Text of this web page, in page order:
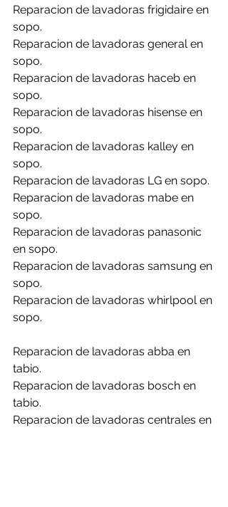
Reparacion de lavadoras frigidaire en
sopo.
Reparacion de lavadoras general en
sopo.
Reparacion de lavadoras haceb en
sopo.
Reparacion de lavadoras hisense en
sopo.
Reparacion de lavadoras kalley en
sopo.
Reparacion de lavadoras LG en sopo.
Reparacion de lavadoras mabe en
sopo.
Reparacion de lavadoras panasonic
en sopo.
Reparacion de lavadoras samsung en
sopo.
Reparacion de lavadoras whirlpool en
sopo.
Reparacion de lavadoras abba en
tabio.
Reparacion de lavadoras bosch en
tabio.
Reparacion de lavadoras centrales en